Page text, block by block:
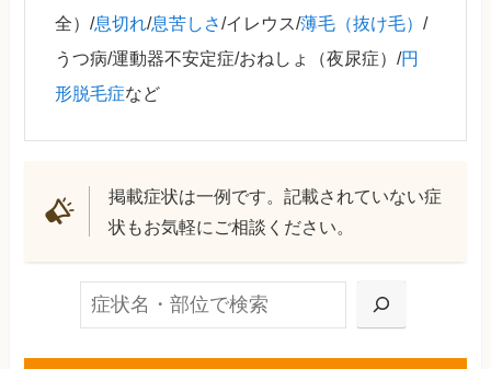
全）/息切れ/息苦しさ/イレウス/薄毛（抜け毛）/
うつ病/運動器不安定症/おねしょ（夜尿症）/円
形脱毛症など
掲載症状は一例です。記載されていない症
状もお気軽にご相談ください。